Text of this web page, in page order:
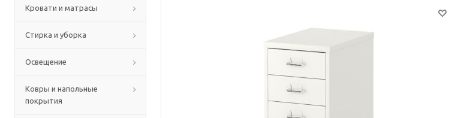
Кровати и матрасы
Стирка и уборка
Освещение
Ковры и напольные
покрытия